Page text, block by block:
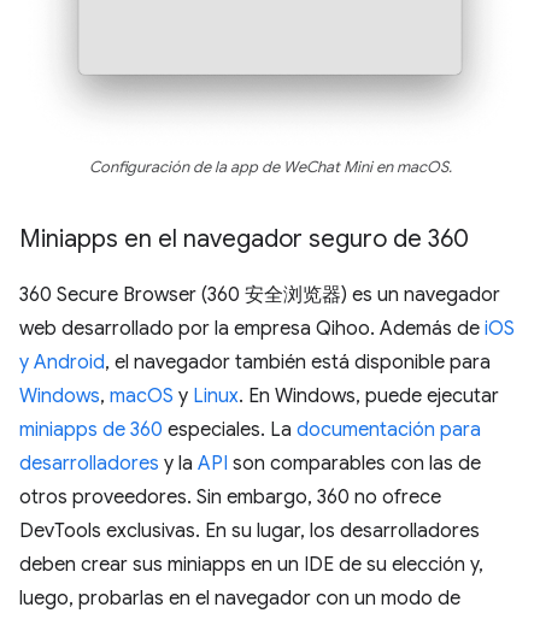
Configuración de la app de WeChat Mini en macOS.
Miniapps en el navegador seguro de 360
360 Secure Browser (360 安全浏览器) es un navegador
web desarrollado por la empresa Qihoo. Además de iOS
y Android, el navegador también está disponible para
Windows, macOS y Linux. En Windows, puede ejecutar
miniapps de 360 especiales. La documentación para
desarrolladores y la API son comparables con las de
otros proveedores. Sin embargo, 360 no ofrece
DevTools exclusivas. En su lugar, los desarrolladores
deben crear sus miniapps en un IDE de su elección y,
luego, probarlas en el navegador con un modo de